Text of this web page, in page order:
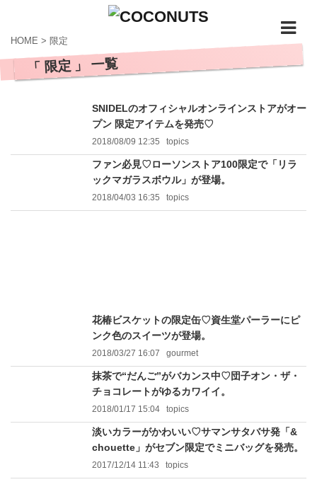
HOME > 限定
「 限定 」 一覧
SNIDELのオフィシャルオンラインストアがオー
プン 限定アイテムを発売♡
2018/08/09 12:35 topics
ファン必見♡ローソンストア100限定で「リラ
ックマガラスボウル」が登場。
2018/04/03 16:35 topics
花椿ビスケットの限定缶♡資生堂パーラーにピ
ンク色のスイーツが登場。
2018/03/27 16:07 gourmet
抹茶で“だんご”がバカンス中♡団子オン・ザ・
チョコレートがゆるカワイイ。
2018/01/17 15:04 topics
淡いカラーがかわいい♡サマンサタバサ発「&
chouette」がセブン限定でミニバッグを発売。
2017/12/14 11:43 topics